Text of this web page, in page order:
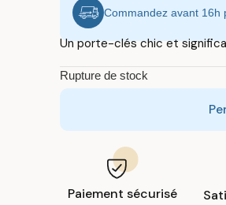
Commandez avant 16h
Un porte-clés chic et
Rupture de stock
Paiement sécurisé